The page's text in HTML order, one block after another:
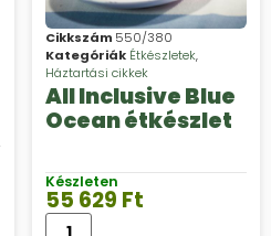
Cikkszám 550/380
Kategóriák Étkészletek,
Háztartási cikkek
All Inclusive Blue
Ocean étkészlet
Készleten
55 629 Ft